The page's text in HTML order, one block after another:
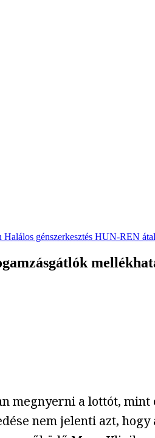
Halálos génszerkesztés HUN-REN
megnyerni a lottót,
nem jelenti azt,